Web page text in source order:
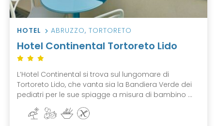
HOTEL ABRUZZO, TORTORETO
Hotel Continental Tortoreto Lido
L’Hotel Continental si trova sul lungomare di
Tortoreto Lido, che vanta sia la Bandiera Verde dei
pediatri per le sue spiagge a misura di bambino ...